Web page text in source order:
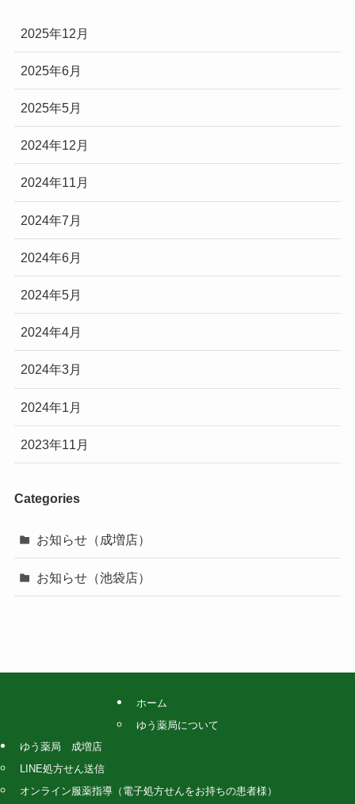
2025年12月
2025年6月
2025年5月
2024年12月
2024年11月
2024年7月
2024年6月
2024年5月
2024年4月
2024年3月
2024年1月
2023年11月
Categories
お知らせ（成増店）
お知らせ（池袋店）
ホーム
ゆう薬局について
ゆう薬局 成増店
LINE処方せん送信
オンライン服薬指導（電子処方せんをお持ちの患者様）